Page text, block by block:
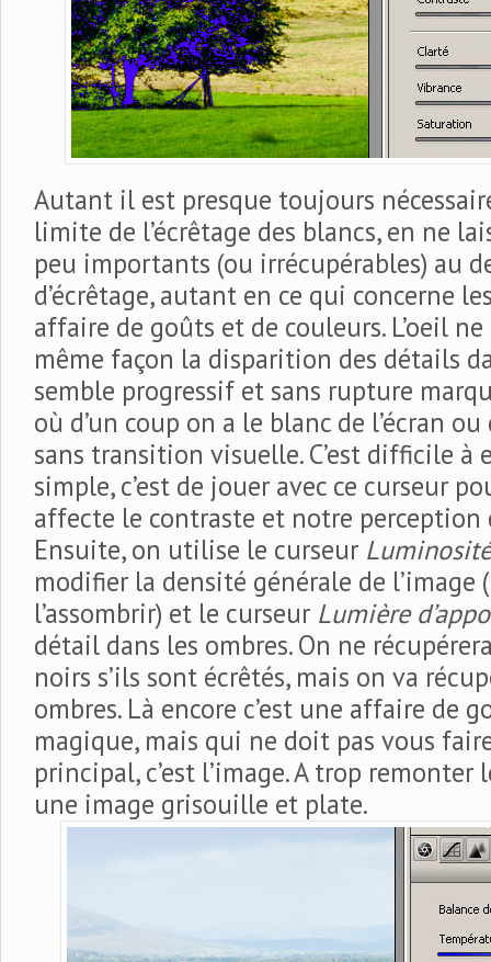
Autant il est presque toujours
limite de l’écrêtage des blancs, en ne
peu importants (ou irrécupérables) au
d’écrêtage, autant en ce qui concerne
affaire de goûts et de couleurs. L’oeil
même façon la disparition des détails
semble progressif et sans rupture
où d’un coup on a le blanc de l’écran
sans transition visuelle. C’est difficile à
simple, c’est de jouer avec ce curseur
affecte le contraste et notre perception
Ensuite, on utilise le curseur Luminosité
modifier la densité générale de l’image
l’assombrir) et le curseur Lumière
détail dans les ombres. On ne
noirs s’ils sont écrêtés, mais on va
ombres. Là encore c’est une affaire de
magique, mais qui ne doit pas vous
principal, c’est l’image. A trop
une image grisouille et plate.